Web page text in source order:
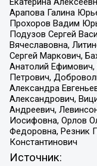
Арапова Галина
Прохоров Вадим
Подузов Сергей
Вячеславовна,
Сергей Маркович,
Анатолий Ефимович,
Петрович,
Александра
Александрович,
Андреевич,
Иосифовна, Орлов
Федоровна, Резник
Константинович
Источник: